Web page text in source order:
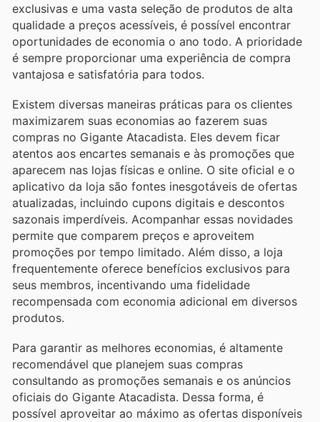
exclusivas e uma vasta seleção de produtos de alta
qualidade a preços acessíveis, é possível encontrar
oportunidades de economia o ano todo. A prioridade
é sempre proporcionar uma experiência de compra
vantajosa e satisfatória para todos.
Existem diversas maneiras práticas para os clientes
maximizarem suas economias ao fazerem suas
compras no Gigante Atacadista. Eles devem ficar
atentos aos encartes semanais e às promoções que
aparecem nas lojas físicas e online. O site oficial e o
aplicativo da loja são fontes inesgotáveis de ofertas
atualizadas, incluindo cupons digitais e descontos
sazonais imperdíveis. Acompanhar essas novidades
permite que comparem preços e aproveitem
promoções por tempo limitado. Além disso, a loja
frequentemente oferece benefícios exclusivos para
seus membros, incentivando uma fidelidade
recompensada com economia adicional em diversos
produtos.
Para garantir as melhores economias, é altamente
recomendável que planejem suas compras
consultando as promoções semanais e os anúncios
oficiais do Gigante Atacadista. Dessa forma, é
possível aproveitar ao máximo as ofertas disponíveis